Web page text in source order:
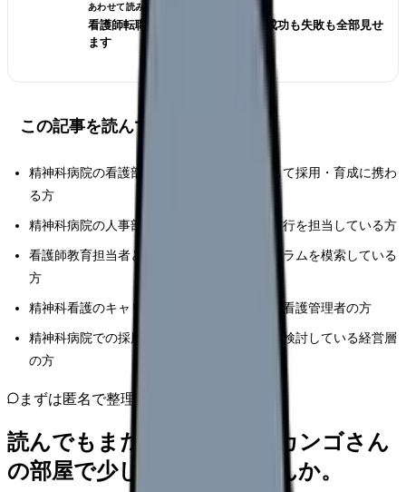
あわせて読みたい
看護師転職のリアル体験談12選｜成功も失敗も全部見せ
ます
この記事を読んでほしい人
精神科病院の看護部長および副看護部長として採用・育成に携わ
る方
精神科病院の人事部門で採用戦略の立案・実行を担当している方
看護師教育担当者として効果的な育成プログラムを模索している
方
精神科看護のキャリアパス構築に関心のある看護管理者の方
精神科病院での採用・育成システムの改善を検討している経営層
の方
まずは匿名で整理
読んでもまだ苦しいなら、カンゴさん
の部屋で少し話してみませんか。